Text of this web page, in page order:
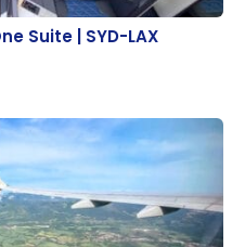
Suite | SYD-LAX
Suite | SYD-LAX